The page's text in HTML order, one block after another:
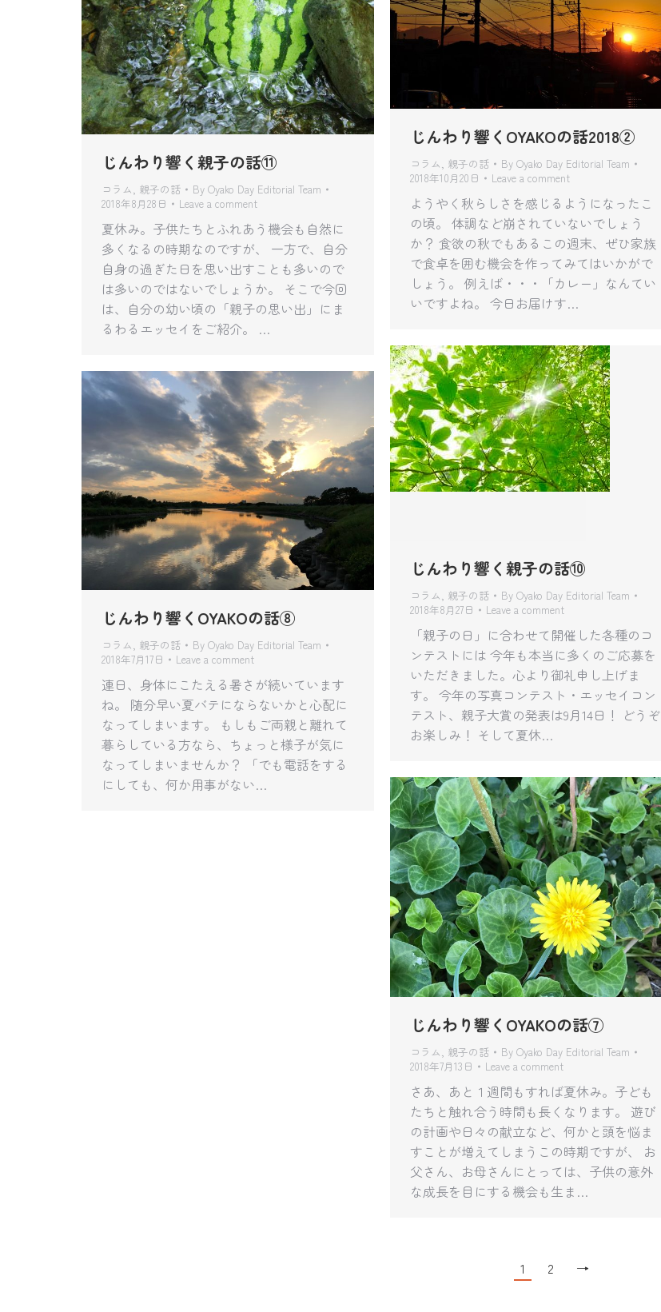
じんわり響くOYAKOの話2018②
コラム, 親子の話 By Oyako Day Editorial Team
2018年10月20日
Leave a comment
ようやく秋らしさを感じるようになったこ
の頃。 体調など崩されていないでしょう
か？ 食欲の秋でもあるこの週末、ぜひ家族
で食卓を囲む機会を作ってみてはいかがで
しょう。 例えば・・・「カレー」なんてい
いですよね。 今日お届けす…
じんわり響く親子の話⑪
コラム 親子の話 By Oyako Day Editorial Team
2018年8月28日
Leave a comment
夏休み。子供たちとふれあう機会も自然に
多くなるの時期なのですが、 一方で、自分
自身の過ぎた日を思い出すことも多いので
は多いのではないでしょうか。 そこで今回
は、自分の幼い頃の「親子の思い出」にま
るわるエッセイをご紹介。 …
じんわり響く親子の話⑩
コラム, 親子の話 By Oyako Day Editorial Team
2018年8月27日
Leave a comment
「親子の日」に合わせて開催した各種のコ
ンテストには 今年も本当に多くのご応募を
いただきました。心より御礼申し上げま
す。 今年の写真コンテスト・エッセイコン
テスト、親子大賞の発表は9月14日！ どうぞ
お楽しみ！ そして夏休…
じんわり響くOYAKOの話⑧
コラム, 親子の話 By Oyako Day Editorial Team
2018年7月17日
Leave a comment
連日、身体にこたえる暑さが続いています
ね。 随分早い夏バテにならないかと心配に
なってしまいます。 もしもご両親と離れて
暮らしている方なら、ちょっと様子が気に
なってしまいませんか？ 「でも電話をする
にしても、何か用事がない…
じんわり響くOYAKOの話⑦
コラム 親子の話 By Oyako Day Editorial Team
2018年7月13日
Leave a comment
さあ、あと１週間もすれば夏休み。子ども
たちと触れ合う時間も長くなります。 遊び
の計画や日々の献立など、何かと頭を悩ま
すことが増えてしまうこの時期ですが、 お
父さん、お母さんにとっては、子供の意外
な成長を目にする機会も生ま…
1 2 →